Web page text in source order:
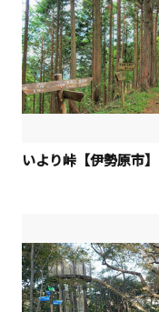
いより峠【伊勢原市】